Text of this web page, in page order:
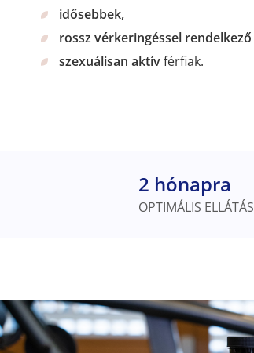
idősebbek,
rossz vérkeringéssel rendelkező
szexuálisan aktívférfiak.
2 hónapra
OPTIMÁLIS ELLÁTÁS